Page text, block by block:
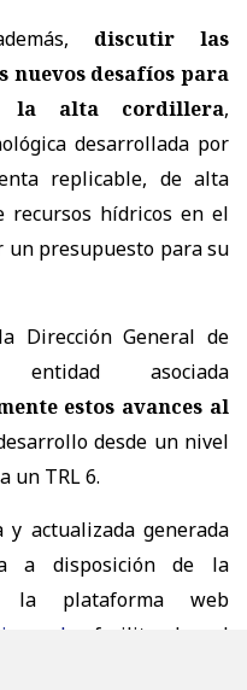
discutir las
nuevos desafíos para
la alta cordillera,
desarrollada por
replicable, de alta
recursos hídricos en el
un presupuesto para su
Dirección General de
asociada
estos avances al
desde un nivel
un TRL 6.
actualizada generada
a disposición de la
la plataforma web
, facilitando el